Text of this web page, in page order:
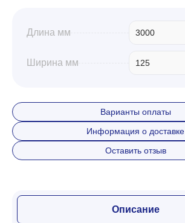
Дача и сад
Длина мм 3000
Ширина мм 125
Варианты оплаты
Информация о доставке
Оставить отзыв
Описание